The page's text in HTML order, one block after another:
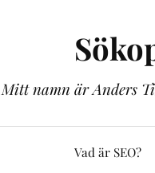
Mitt namn är Anders
Vad är SEO?